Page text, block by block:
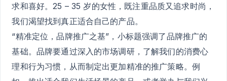
求和喜好。25 – 35 岁的女性，既注重品质又追求时尚，
我们渴望找到真正适合自己的产品。
“精准定位，品牌推广之基”，小标题强调了品牌推广的
基础。品牌要通过深入的市场调研，了解我们的消费心
理和行为习惯，从而制定出更加精准的推广策略。例